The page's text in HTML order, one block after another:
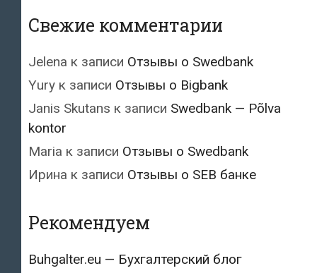
Свежие комментарии
Jelena к записи Отзывы о Swedbank
Yury к записи Отзывы о Bigbank
Janis Skutans к записи Swedbank — Põlva
kontor
Maria к записи Отзывы о Swedbank
Ирина к записи Отзывы о SEB банке
Рекомендуем
Buhgalter.eu — Бухгалтерский блог